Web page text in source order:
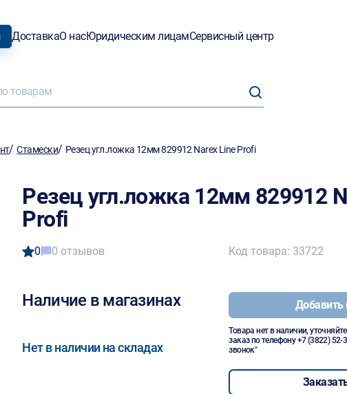
ДоставкаО насЮридическим лицамСервисный центр
/Стамески/ Резец угл.ложка 12мм 829912 Narex Line Profi
Резец угл.ложка 12мм 829912
Profi
0 0 отзывов
Наличие в магазинах
Нет в наличии на складах
Код товара: 33722
Добавить
Товара нет в наличии,
заказ по телефону+7 (3822) 52-
звонок"